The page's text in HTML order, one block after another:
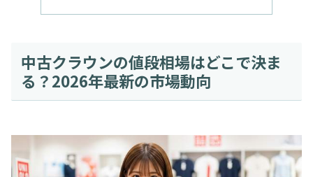
中古クラウンの値段相場はどこで決ま
る？2026年最新の市場動向